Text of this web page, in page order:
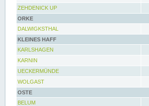
ZEHDENICK UP
ORKE
DALWIGKSTHAL
KLEINES HAFF
KARLSHAGEN
KARNIN
UECKERMÜNDE
WOLGAST
OSTE
BELUM